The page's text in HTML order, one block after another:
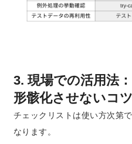
3. 現場での活用法
形骸化させないコツ
チェックリストは使い方次第
なります。